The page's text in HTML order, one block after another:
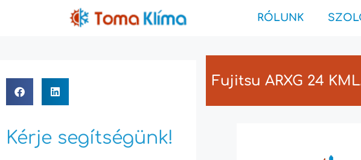
RÓLUNK
Kérje segítségünk!
Fujitsu ARXG 24